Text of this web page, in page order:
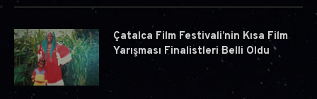
Çatalca Film Festivali’nin Kısa Film
Yarışması Finalistleri Belli Oldu